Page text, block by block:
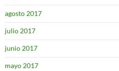
agosto 2017
julio 2017
junio 2017
mayo 2017